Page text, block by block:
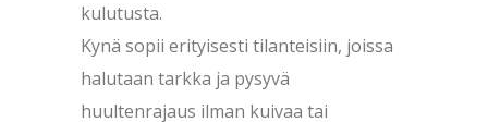
kulutusta.
Kynä sopii erityisesti tilanteisiin, joissa
halutaan tarkka ja pysyvä
huultenrajaus ilman kuivaa tai